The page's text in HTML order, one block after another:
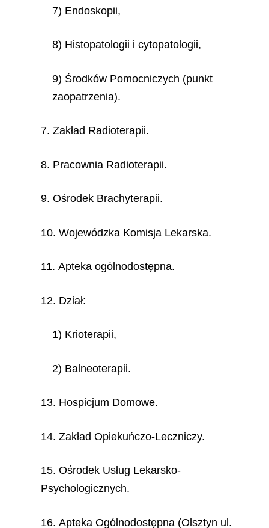
7) Endoskopii,
8) Histopatologii i cytopatologii,
9) Środków Pomocniczych (punkt
zaopatrzenia).
7. Zakład Radioterapii.
8. Pracownia Radioterapii.
9. Ośrodek Brachyterapii.
10. Wojewódzka Komisja Lekarska.
11. Apteka ogólnodostępna.
12. Dział:
1) Krioterapii,
2) Balneoterapii.
13. Hospicjum Domowe.
14. Zakład Opiekuńczo-Leczniczy.
15. Ośrodek Usług Lekarsko-
Psychologicznych.
16. Apteka Ogólnodostępna (Olsztyn ul.